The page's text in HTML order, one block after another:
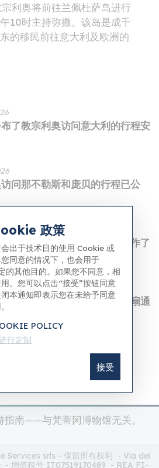
宗利奥将前往兰佩杜萨岛进行
10时主持弥撒。该岛是成千
的移民前往意大利及欧洲的
了教宗利奥访问意大利的行程安
问那不勒斯和庞贝的行程已公
医院的患者们为教皇利奥创作了
世：复活节为我们开启了一扇通
的...
指南——与梵蒂冈博物馆无关。
Services srls - 保留所有权利 - Via dei
- 增值税号 IT07519170489 - REA FI-
政策
出于技术目的使用 Cookie 或
同意的情况下，也会用于
的其他目的。如果您不同意，相
。您可以点击“接受”按钮同意
本通知即表示您在未给予同意
POLICY
行定制
接受